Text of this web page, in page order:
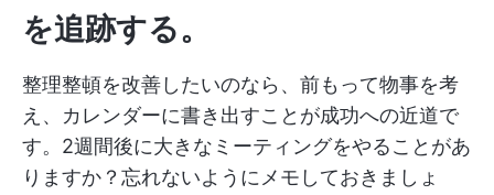
を追跡する。
整理整頓を改善したいのなら、前もって物事を考
え、カレンダーに書き出すことが成功への近道で
す。2週間後に大きなミーティングをやることがあ
りますか？忘れないようにメモしておきましょ